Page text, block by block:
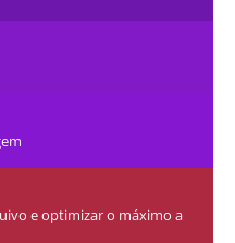
e optimizar o máximo a